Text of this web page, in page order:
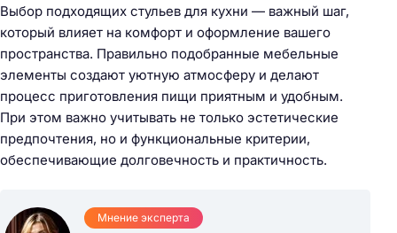
Выбор подходящих стульев для кухни — важный шаг,
который влияет на комфорт и оформление вашего
пространства. Правильно подобранные мебельные
элементы создают уютную атмосферу и делают
процесс приготовления пищи приятным и удобным.
При этом важно учитывать не только эстетические
предпочтения, но и функциональные критерии,
обеспечивающие долговечность и практичность.
Мнение эксперта